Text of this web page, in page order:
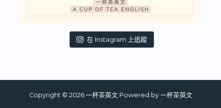
在 Instagram 上追蹤
Copyright © 2026 一杯茶英文 Powered by 一杯茶英文